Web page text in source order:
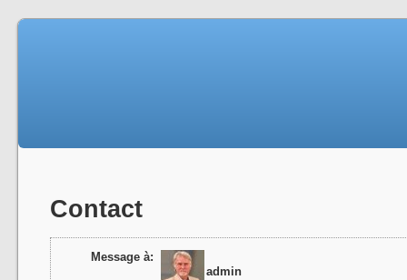
Contact
Message à:
admin